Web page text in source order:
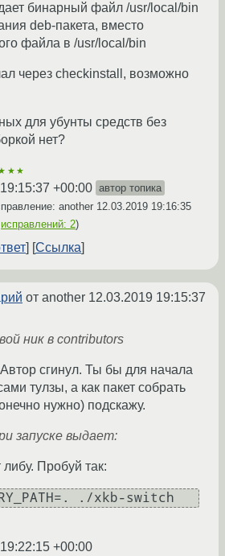
бинарный файл /usr/local/bin
deb-пакета, вместо
файла в /usr/local/bin
через checkinstall, возможно
для убунты средств без
нет?
+00:00 автор топика
another 12.03.2019 19:16:35
исправлений: 2)
Ссылка
от another 12.03.2019 19:15:37
ник в contributors
сгинул. Ты бы для начала
тулзы, а как пакет собрать
нужно) подскажу.
запуске выдает:
Пробуй так:
+00:00